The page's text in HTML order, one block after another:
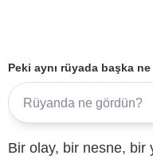
Peki aynı rüyada başka ne
Bir olay, bir nesne, bir